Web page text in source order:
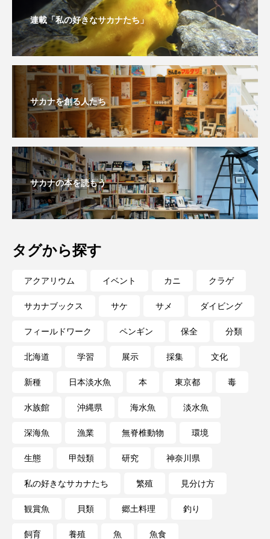
私の好きなサカナたち 稚魚 絶滅危惧種
絶滅種 繁殖 繫殖 美ら海水族館
美容 群馬県 耳石 脊索動物
自然 自然保護 自由研究
葛西臨海公園 葛西臨海水族園 藻場
藻類 見分け方 観察 調査
調理 論文 貝 賀露かにっこ館
資源 赤潮 足摺海洋館SATOUMI
食中毒 食文化
飼育 骨 高知県 魚介類 魚卵
魚拓 魚食 鯛の鯛 鯨類
鰭脚類 鳥羽水族館 鴨川シーワールド
連載「私の好きなサカナたち」
サカナを創る人たち
サカナの本を読もう
タグから探す
アクアリウム イベント カニ クラゲ
サカナブックス サケ サメ ダイビング
フィールドワーク ペンギン 保全 分類
北海道 学習 展示 採集 文化
新種 日本淡水魚 本 東京都 毒
水族館 沖縄県 海水魚 淡水魚
深海魚 漁業 無脊椎動物 環境
生態 甲殻類 研究 神奈川県
私の好きなサカナたち 繁殖 見分け方
観賞魚 貝類 郷土料理 釣り
飼育 養殖 魚 魚食